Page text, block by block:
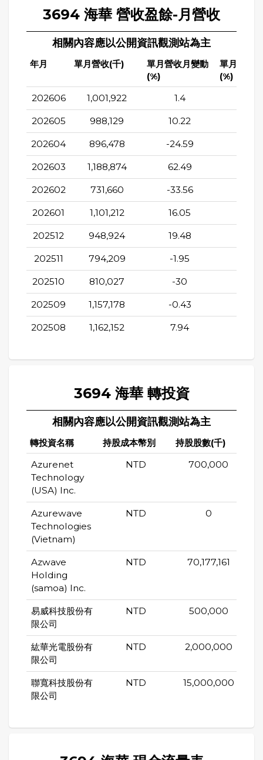
3694 海華 營收盈餘-月營收
相關內容應以公開資訊觀測站為主
年月 單月營收(千)
單月營收月變動
(%)
單月營收
(%)
202606 1,001,922 1.4
202605 988,129 10.22
202604 896,478 -24.59
202603 1,188,874 62.49
202602 731,660 -33.56
202601 1,101,212 16.05
202512 948,924 19.48
202511 794,209 -1.95
202510 810,027 -30
202509 1,157,178 -0.43
202508 1,162,152 7.94
3694 海華 轉投資
相關內容應以公開資訊觀測站為主
轉投資名稱 持股成本幣別 持股股數(千)
Azurenet
Technology
(USA) Inc.
NTD 700,000
Azurewave
Technologies
(Vietnam)
NTD 0
Azwave
Holding
(samoa) Inc.
NTD 70,177,161
易威科技股份有
限公司
NTD 500,000
紘華光電股份有
限公司
NTD 2,000,000
聯寬科技股份有
限公司
NTD 15,000,000